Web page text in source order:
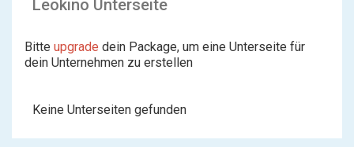
Leokino Unterseite
Bitte upgrade dein Package, um eine Unterseite für
dein Unternehmen zu erstellen
Keine Unterseiten gefunden